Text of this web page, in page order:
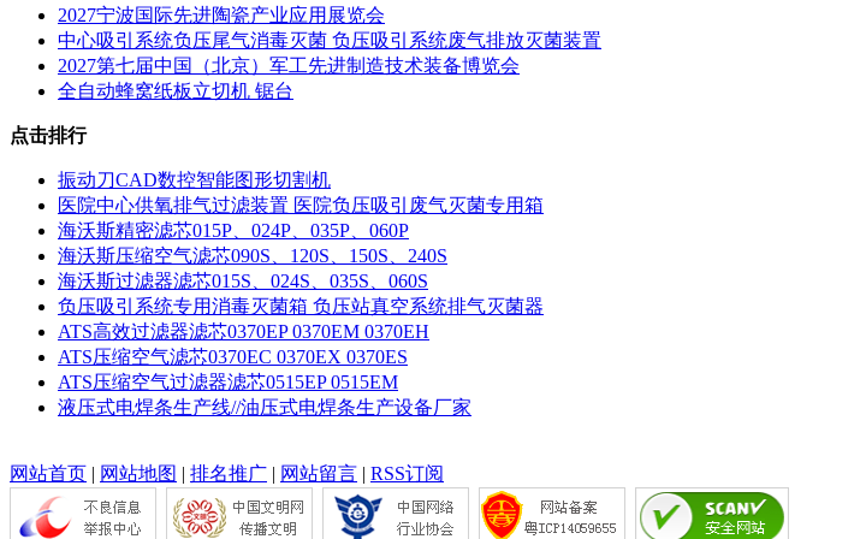
2027宁波国际先进陶瓷产业应用展览会
中心吸引系统负压尾气消毒灭菌 负压吸引系统废气排放灭菌装置
2027第七届中国（北京）军工先进制造技术装备博览会
全自动蜂窝纸板立切机 锯台
点击排行
振动刀CAD数控智能图形切割机
医院中心供氧排气过滤装置 医院负压吸引废气灭菌专用箱
海沃斯精密滤芯015P、024P、035P、060P
海沃斯压缩空气滤芯090S、120S、150S、240S
海沃斯过滤器滤芯015S、024S、035S、060S
负压吸引系统专用消毒灭菌箱 负压站真空系统排气灭菌器
ATS高效过滤器滤芯0370EP 0370EM 0370EH
ATS压缩空气滤芯0370EC 0370EX 0370ES
ATS压缩空气过滤器滤芯0515EP 0515EM
液压式电焊条生产线//油压式电焊条生产设备厂家
网站首页 | 网站地图 | 排名推广 | 网站留言 | RSS订阅